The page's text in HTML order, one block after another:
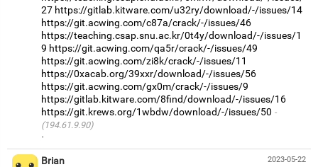
27 https://gitlab.kitware.com/u32ry/download/-/issues/14
https://git.acwing.com/c87a/crack/-/issues/46
https://teaching.csap.snu.ac.kr/0t4y/download/-/issues/1
9 https://git.acwing.com/qa5r/crack/-/issues/49
https://git.acwing.com/zi8k/crack/-/issues/11
https://0xacab.org/39xxr/download/-/issues/56
https://git.acwing.com/gx0m/crack/-/issues/9
https://gitlab.kitware.com/8find/download/-/issues/16
https://git.krews.org/1wbdw/download/-/issues/50
(194.61.9.90)
·
2023-05-22
Brian